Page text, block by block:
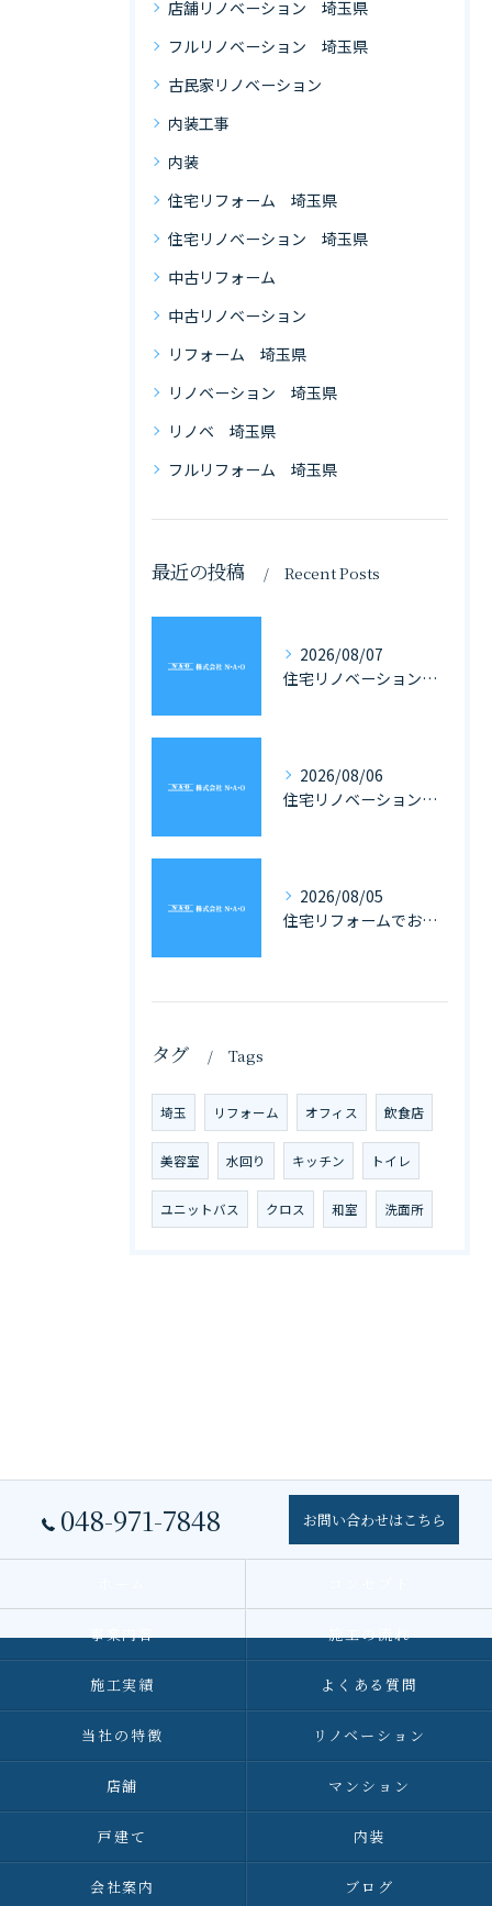
店舗リノベーション 埼玉県
フルリノベーション 埼玉県
古民家リノベーション
内装工事
内装
住宅リフォーム 埼玉県
住宅リノベーション 埼玉県
中古リフォーム
中古リノベーション
リフォーム 埼玉県
リノベーション 埼玉県
リノベ 埼玉県
フルリフォーム 埼玉県
最近の投稿 Recent Posts
2026/08/07
住宅リノベーション専門会社選びで埼玉県の戸建てとマンションに強いパートナーを見つけるポイント
2026/08/06
住宅リノベーションと家具の一体化で理想を叶える埼玉県の住まいづくり完全ガイド
2026/08/05
住宅リフォームでお風呂を埼玉県で快適にする費用や補助金活用ガイド
タグ Tags
埼玉 リフォーム オフィス 飲食店
美容室 水回り キッチン トイレ
ユニットバス クロス 和室 洗面所
048-971-7848 お問い合わせはこちら
事業内容 施工の流れ
施工実績 よくある質問
当社の特徴 リノベーション
店舗 マンション
戸建て 内装
会社案内 ブログ